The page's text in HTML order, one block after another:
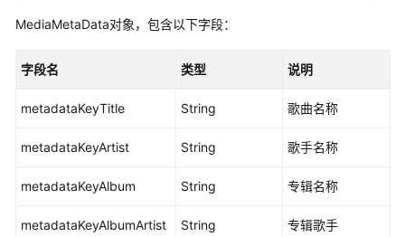
考
SDK
考
KooPhone
侧
概
MediaMetaData对象，包含以下字段：
字段名 类型 说明
metadataKeyTitle String 歌曲名称
metadataKeyArtist String 歌手名称
metadataKeyAlbum String 专辑名称
metadataKeyAlbumArtist String 专辑歌手